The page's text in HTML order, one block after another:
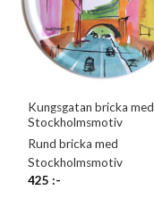
Kungsgatan bricka med
Stockholmsmotiv
Rund bricka med
Stockholmsmotiv
425:-